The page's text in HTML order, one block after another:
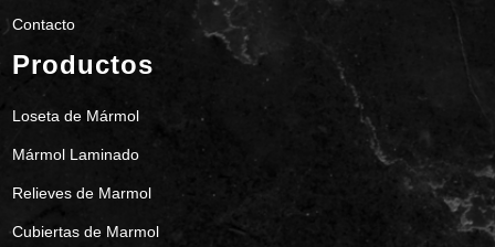
Contacto
Productos
Loseta de Mármol
Mármol Laminado
Relieves de Marmol
Cubiertas de Marmol